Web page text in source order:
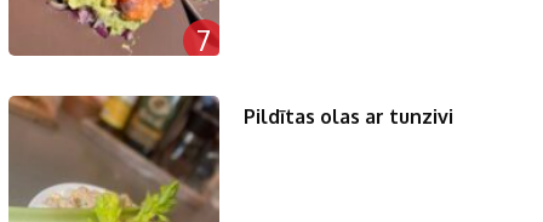
7
Pildītas olas ar tunzivi